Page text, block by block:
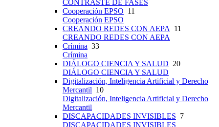
CONTRASTE DE FASES
Cooperación EPSO 11
Cooperación EPSO
CREANDO REDES CON AEPA 11
CREANDO REDES CON AEPA
Crímina 33
Crímina
DIÁLOGO CIENCIA Y SALUD 20
DIÁLOGO CIENCIA Y SALUD
Digitalización, Inteligencia Artificial y Derecho
Mercantil 10
Digitalización, Inteligencia Artificial y Derecho
Mercantil
DISCAPACIDADES INVISIBLES 7
DISCAPACIDADES INVISIBLES